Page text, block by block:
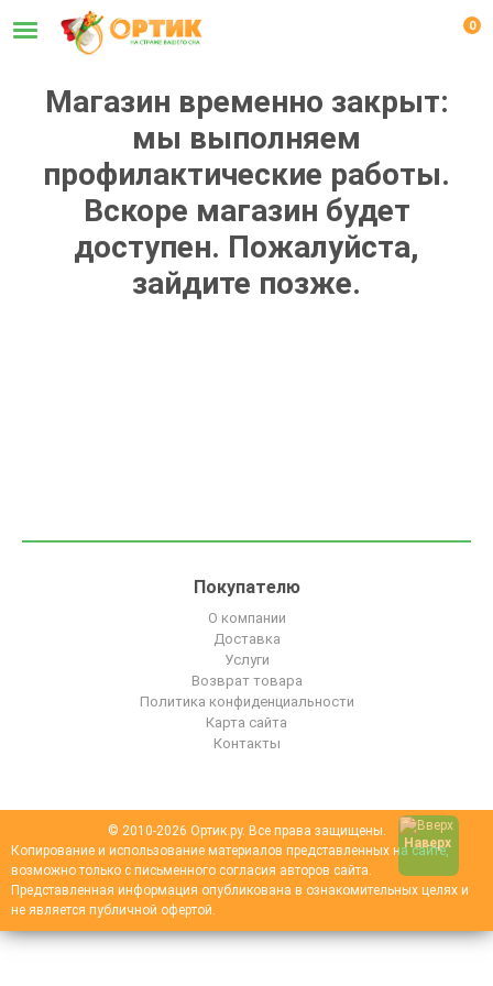
0
Магазин временно закрыт:
мы выполняем
профилактические работы.
Вскоре магазин будет
доступен. Пожалуйста,
зайдите позже.
Покупателю
О компании
Доставка
Услуги
Возврат товара
Политика конфиденциальности
Карта сайта
Контакты
© 2010-2026 Ортик.ру. Все права защищены.
Копирование и использование материалов представленных на сайте,
возможно только с письменного согласия авторов сайта.
Представленная информация опубликована в ознакомительных целях и
не является публичной офертой.
Наверх